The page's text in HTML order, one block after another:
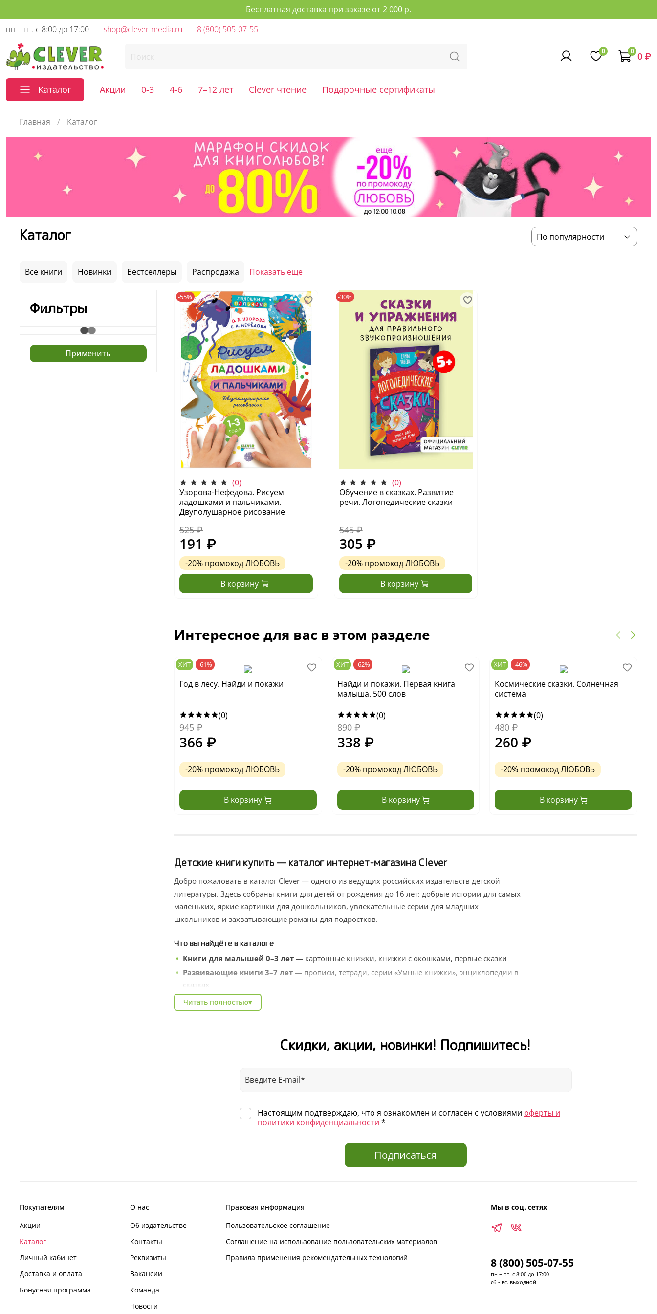
Бесплатная доставка при заказе от 2 000 р.
пн – пт. с 8:00 до 17:00
shop@clever-media.ru 8 (800) 505-07-55
0 0 0 ₽
Каталог Акции 0-3 4-6 7–12 лет Clever чтение Подарочные сертификаты
Главная Каталог
Каталог
Все книги Новинки Бестселлеры Распродажа Показать еще
-55%
(0)
Узорова-Нефедова. Рисуем
ладошками и пальчиками.
Двуполушарное рисование
525 ₽
191 ₽
-20% промокодЛЮБОВЬ
В корзину
-30%
(0)
Обучение в сказках. Развитие
речи. Логопедические сказки
545 ₽
305 ₽
-20% промокодЛЮБОВЬ
В корзину
Интересное для вас в этом разделе
ХИТ -61%
Год в лесу. Найди и покажи
(0)
945₽
366 ₽
-20% промокод ЛЮБОВЬ
В корзину
ХИТ -62%
Найди и покажи. Первая книга
малыша. 500 слов
(0)
890₽
338 ₽
-20% промокод ЛЮБОВЬ
В корзину
ХИТ -46%
Космические сказки. Солнечная
система
(0)
480₽
260 ₽
-20% промокод ЛЮБОВЬ
В корзину
Детские книги купить — каталог интернет-магазина Clever
Добро пожаловать в каталог Clever — одного из ведущих российских издательств детской
литературы. Здесь собраны книги для детей от рождения до 16 лет: добрые истории для самых
маленьких, яркие картинки для дошкольников, увлекательные серии для младших
школьников и захватывающие романы для подростков.
Что вы найдёте в каталоге
Книги для малышей 0–3 лет— картонные книжки, книжки с окошками, первые сказки
Развивающие книги 3–7 лет— прописи, тетради, серии «Умные книжки», энциклопедии в
сказках
Художественные серии
Познавательные энциклопедии
детей с доставкой по всей России.
Читать полностью▾
Скидки, акции, новинки! Подпишитесь!
Настоящим подтверждаю, что я ознакомлен и согласен с условиями оферты и
политики конфиденциальности *
Подписаться
Фильтры
Применить
Покупателям
Акции
Каталог
Личный кабинет
Доставка и оплата
Бонусная программа
О нас
Об издательстве
Контакты
Реквизиты
Вакансии
Команда
Новости
Правовая информация
Пользовательское соглашение
Соглашение на использование пользовательских материалов
Правила применения рекомендательных технологий
Мы в соц. сетях
8 (800) 505-07-55
пн – пт. с 8:00 до 17:00
сб - вс. выходной.